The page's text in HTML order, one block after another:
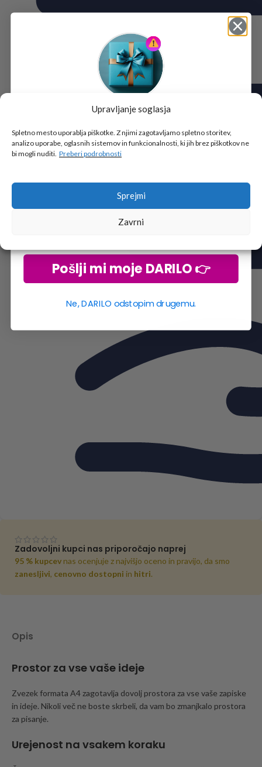
Upravljanje soglasja
Spletno mesto uporablja piškotke. Z njimi zagotavljamo spletno storitev,
analizo uporabe, oglasnih sistemov in funkcionalnosti, ki jih brez piškotkov ne
bi mogli nuditi. Preberi podrobnosti
Sprejmi
Zavrni
Zadovoljni kupci nas priporočajo naprej
95 % kupcev nas ocenjuje z najvišjo oceno in pravijo, da smo
zanesljivi, cenovno dostopni in hitri.
Opis
Prostor za vse vaše ideje
Zvezek formata A4 zagotavlja dovolj prostora za vse vaše zapiske
in ideje. Nikoli več ne boste skrbeli, da vam bo zmanjkalo prostora
za pisanje.
Urejenost na vsakem koraku
Tukaj je!
🎁 DARILO
Vpiši podatke za prejem darila
Pošlji mi moje DARILO 👉
Ne, DARILO odstopim drugemu.